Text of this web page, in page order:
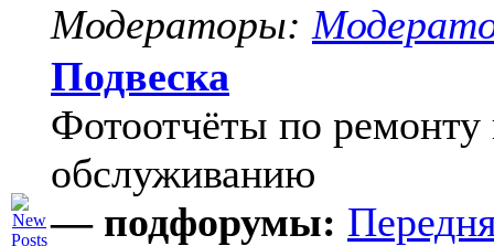
Модераторы:
Подвеска
Фотоотчёты по ремонту
обслуживанию
— подфорумы: